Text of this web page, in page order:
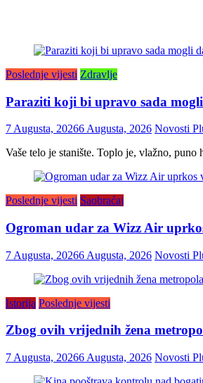
Poslednje vijesti Zdravlje
Paraziti koji bi upravo sada
7 Augusta, 20266 Augusta, 2026 Novosti
Vaše telo je stanište. Toplo je, vlažno,
Poslednje vijesti Saobraćaj
Ogroman udar za Wizz Air
7 Augusta, 20266 Augusta, 2026 Novosti
Istorija Poslednje vijesti
Zbog ovih vrijednih žena
7 Augusta, 20266 Augusta, 2026 Novosti